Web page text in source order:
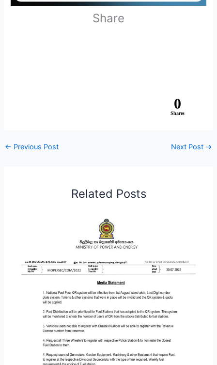
Share
0
Shares
← Previous Post Next Post →
Related Posts